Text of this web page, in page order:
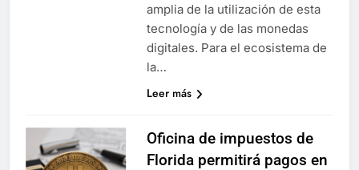
amplia de la utilización de esta
tecnología y de las monedas
digitales. Para el ecosistema de
la…
Leer más
Oficina de impuestos de
Florida permitirá pagos en